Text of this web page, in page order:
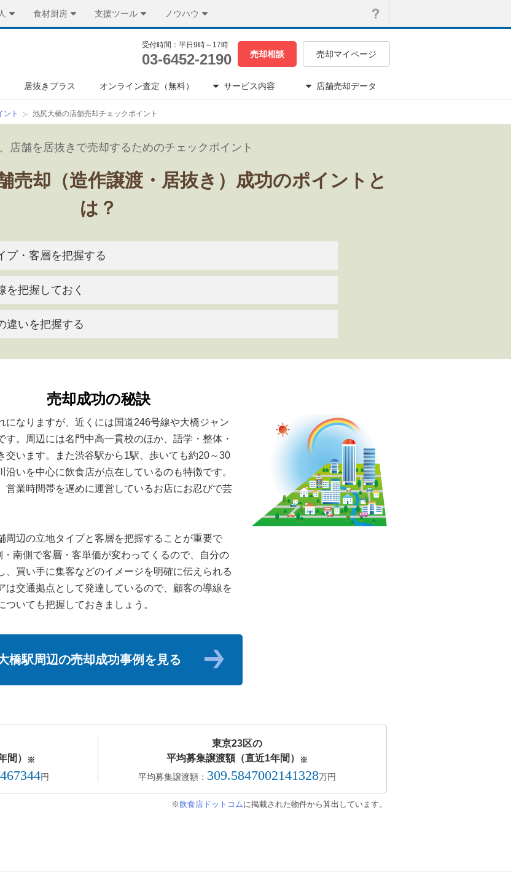
食材厨房 支援ツール ノウハウ
受付時間：平日9時～17時
03-6452-2190 売却相談 売却マイページ
居抜きプラス オンライン査定（無料） サービス内容 店舗売却データ
ント 池尻大橋の店舗売却チェックポイント
店舗を居抜きで売却するためのチェックポイント
売却（造作譲渡・居抜き）成功のポイントと
は？
プ・客層を把握する
を把握しておく
違いを把握する
売却成功の秘訣
なりますが、近くには国道246号線や大橋ジャン
。周辺には名門中高一貫校のほか、語学・整体・
います。また渋谷駅から1駅、歩いても約20～30
いを中心に飲食店が点在しているのも特徴です。
営業時間帯を遅めに運営しているお店にお忍びで芸
辺の立地タイプと客層を把握することが重要で
南側で客層・客単価が変わってくるので、自分の
買い手に集客などのイメージを明確に伝えられる
は交通拠点として発達しているので、顧客の導線を
いても把握しておきましょう。
橋駅周辺の売却成功事例を見る
間）
※
円
東京23区の
平均募集譲渡額（直近1年間）
※
平均募集譲渡額： 309.5847002141328万円
※飲食店ドットコムに掲載された物件から算出しています。